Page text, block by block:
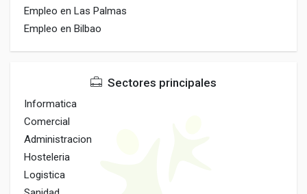
Empleo en Las Palmas
Empleo en Bilbao
Sectores principales
Informatica
Comercial
Administracion
Hosteleria
Logistica